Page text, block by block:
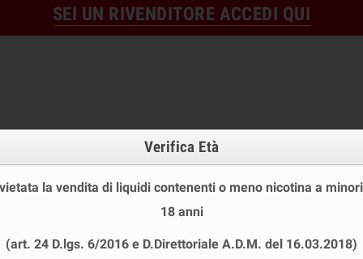
SEI UN RIVENDITORE ACCEDI QUI
USA E GETTA LIQUIDI PRONTI SHOT E
Verifica Età
la vendita di liquidi contenenti o meno nicotina a
18 anni
(art. 24 D.lgs. 6/2016 e D.Direttoriale A.D.M. del 16.03.2018)